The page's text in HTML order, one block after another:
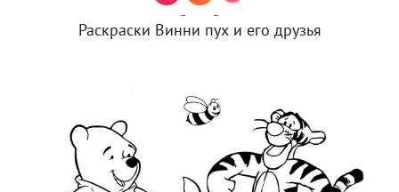
Раскраски Винни пух и его друзья